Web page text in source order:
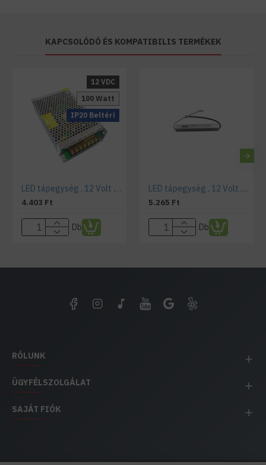
KAPCSOLÓDÓ ÉS KOMPATIBILIS TERMÉKEK
IP20 Beltéri
12 VDC
100 Watt
LED tápegység , 12 Volt , 100 Watt , 8,3A , ipari
4.403 Ft
Db
LED tápegység , 12 Volt , 30 Watt , 2,5A , kültéri , IP67
5.265 Ft
Db
RÓLUNK
ÜGYFÉLSZOLGÁLAT
SAJÁT FIÓK